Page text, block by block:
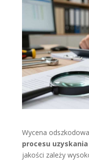
Wycena
procesu
jakości zależy